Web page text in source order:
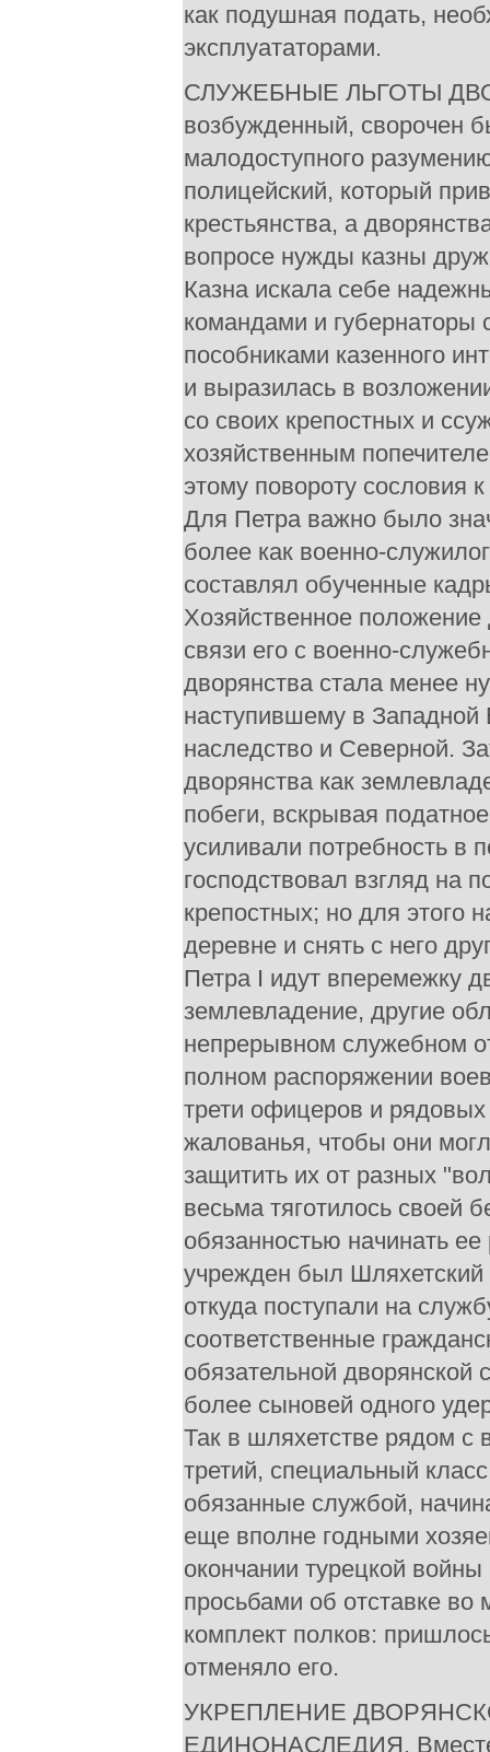
как подушная подать,
эксплуататорами.
СЛУЖЕБНЫЕ ЛЬГОТЫ
возбужденный, сворочен
малодоступного
полицейский, который
крестьянства, а
вопросе нужды казны
Казна искала себе
командами и губернаторы
пособниками казенного
и выразилась в
со своих крепостных и
хозяйственным
этому повороту сословия
Для Петра важно было
более как военно-
составлял обученные
Хозяйственное положение
связи его с военно-
дворянства стала менее
наступившему в Западной
наследство и Северной.
дворянства как
побеги, вскрывая
усиливали потребность в
господствовал взгляд на
крепостных; но для этого
деревне и снять с него
Петра I идут вперемежку
землевладение, другие
непрерывном служебном
полном распоряжении
трети офицеров и
жалованья, чтобы они
защитить их от разных
весьма тяготилось своей
обязанностью начинать
учрежден был Шляхетский
откуда поступали на
соответственные
обязательной
более сыновей одного
Так в шляхетстве рядом с
третий, специальный
обязанные службой,
еще вполне годными
окончании турецкой
просьбами об отставке
комплект полков:
отменяло его.
УКРЕПЛЕНИЕ
ЕДИНОНАСЛЕДИЯ. Вместе